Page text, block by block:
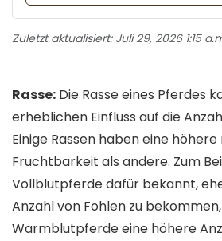
Zuletzt aktualisiert: Juli 29, 2026 1:15
Rasse: Die Rasse eines Pferdes
erheblichen Einfluss auf die
Einige Rassen haben eine
Fruchtbarkeit als andere. Zum
Vollblutpferde dafür bekannt,
Anzahl von Fohlen zu
Warmblutpferde eine höhere